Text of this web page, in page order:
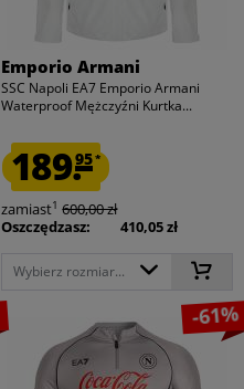
Emporio Armani
SSC Napoli EA7 Emporio Armani
Waterproof Mężczyźni Kurtka...
189.95*
zamiast1 600,00 zł
Oszczędzasz:
410,05 zł
Wybierz rozmiar...
-61%